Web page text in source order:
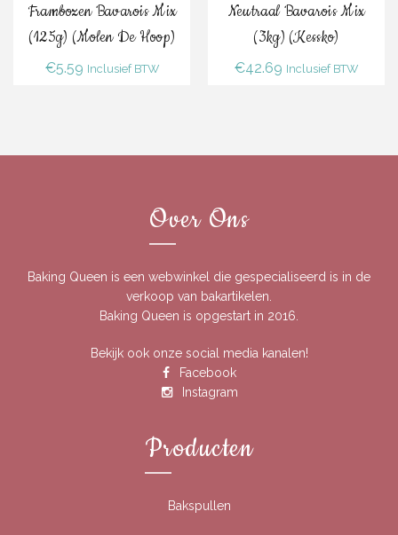
Frambozen Bavarois Mix
(125g) (Molen De Hoop)
€5.59 Inclusief BTW
Neutraal Bavarois Mix
(3kg) (Kessko)
€42.69 Inclusief BTW
Over Ons
Baking Queen is een webwinkel die gespecialiseerd is in de
verkoop van bakartikelen.
Baking Queen is opgestart in 2016.
Bekijk ook onze social media kanalen!
Facebook
Instagram
Producten
Bakspullen